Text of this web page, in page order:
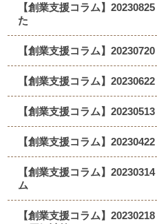
【創業支援コラム】
た
【創業支援コラム】
【創業支援コラム】
【創業支援コラム】
【創業支援コラム】
【創業支援コラム】
ム
【創業支援コラム】